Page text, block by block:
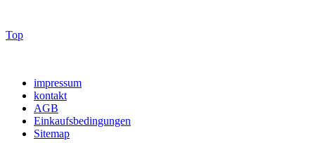
Top
impressum
kontakt
AGB
Einkaufsbedingungen
Sitemap